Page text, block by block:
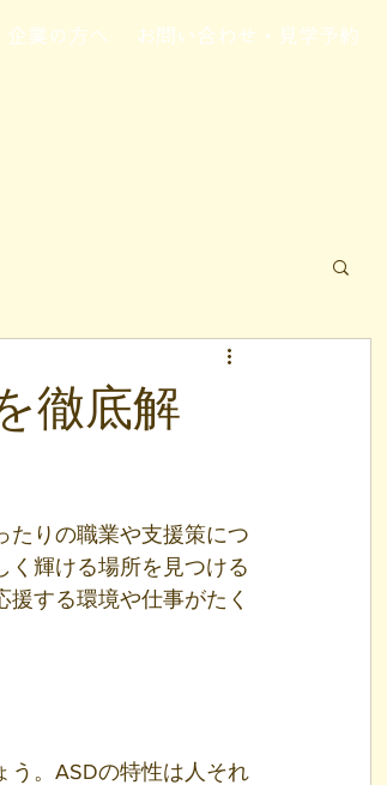
企業の方へ お問い合わせ・見学予約
徹底解
たりの職業や支援策につ
く輝ける場所を見つける
する環境や仕事がたく
う。ASDの特性は人それ